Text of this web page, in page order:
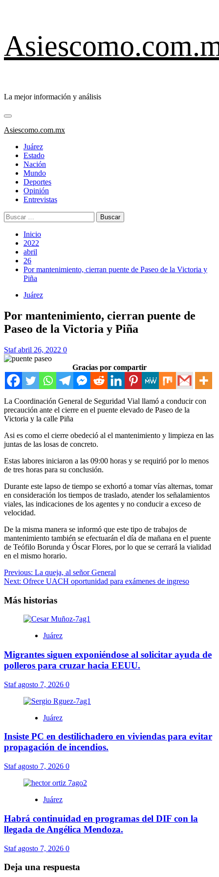
contenido
La mejor información y análisis
Menú
primario
Asiescomo.com.mx
Juárez
Estado
Nación
Mundo
Deportes
Opinión
Entrevistas
Buscar:
Inicio
2022
abril
26
Por mantenimiento, cierran puente de Paseo de la Victoria y
Piña
Juárez
Por mantenimiento, cierran puente de
Paseo de la Victoria y Piña
Stafabril 26, 2022 0
Gracias por compartir
La Coordinación General de Seguridad Vial llamó a conducir con
precaución ante el cierre en el puente elevado de Paseo de la
Victoria y la calle Piña
Asi es como el cierre obedeció al el mantenimiento y limpieza en las
juntas de las losas de concreto.
Estas labores iniciaron a las 09:00 horas y se requirió por lo menos
de tres horas para su conclusión.
Durante este lapso de tiempo se exhortó a tomar vías alternas, tomar
en consideración los tiempos de traslado, atender los señalamientos
viales, las indicaciones de los agentes y no conducir a exceso de
velocidad.
De la misma manera se informó que este tipo de trabajos de
mantenimiento también se efectuarán el día de mañana en el puente
de Teófilo Borunda y Óscar Flores, por lo que se cerrará la vialidad
en el mismo horario.
Navegación
de
entradas
Previous: La queja, al señor General
Next: Ofrece UACH oportunidad para exámenes de ingreso
Más historias
Juárez
Migrantes siguen exponiéndose al solicitar ayuda de
polleros para cruzar hacia EEUU.
Stafagosto 7, 2026 0
Juárez
Insiste PC en destilichadero en viviendas para evitar
propagación de incendios.
Stafagosto 7, 2026 0
Juárez
Habrá continuidad en programas del DIF con la
llegada de Angélica Mendoza.
Stafagosto 7, 2026 0
Deja una respuesta